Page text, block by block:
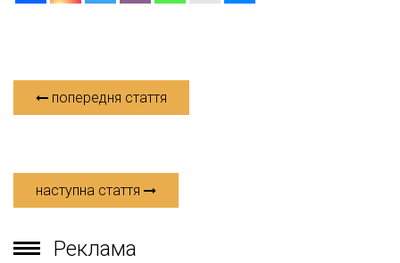
попередня стаття
наступна стаття
Реклама